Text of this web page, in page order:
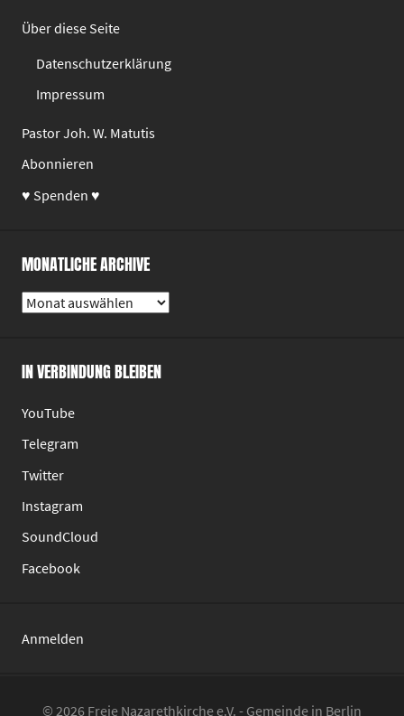
Über diese Seite
Datenschutzerklärung
Impressum
Pastor Joh. W. Matutis
Abonnieren
♥ Spenden ♥
MONATLICHE ARCHIVE
Monatliche
IN VERBINDUNG BLEIBEN
YouTube
Telegram
Twitter
Instagram
SoundCloud
Facebook
Anmelden
© 2026 Freie Nazarethkirche e.V. - Gemeinde in Berlin